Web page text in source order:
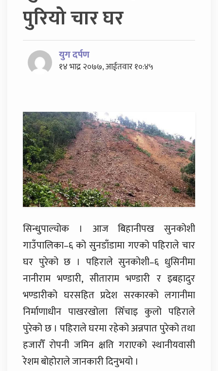
पुरियो चार घर
युग दर्पण
१४ भाद्र २०७७, आईतवार १०:४५
सिन्धुपाल्चोक । आज बिहानीपख सुनकोशी
गाउँपालिका–६ को सुनडाँडामा गएको पहिराले चार
घर पुरेको छ । पहिराले सुनकोशी–६ धुसिनीमा
नानीराम भण्डारी, सीताराम भण्डारी र इबहादुर
भण्डारीको घरसहित प्रदेश सरकारको लगानीमा
निर्माणाधीन पाखरखोला सिँचाइ कुलो पहिराले
पुरेको छ । पहिराले घरमा रहेको अन्नपात पुरेको तथा
हजारौँ रोपनी जमिन क्षति गराएको स्थानीयवासी
रेशम बोहोराले जानकारी दिनुभयो ।